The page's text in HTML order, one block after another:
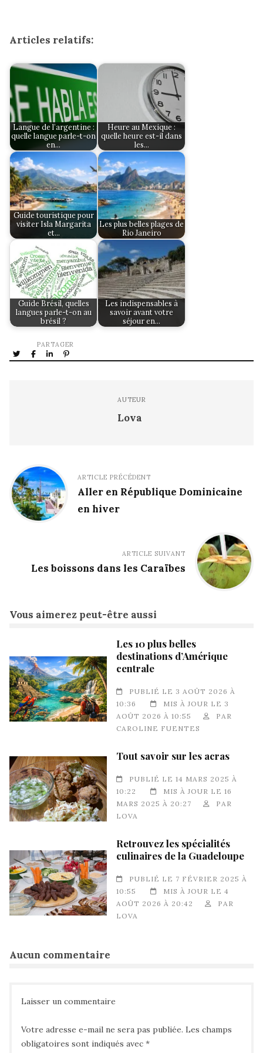
Articles relatifs:
Langue de l’argentine :
quelle langue parle-t-on
en…
Heure au Mexique :
quelle heure est-il dans
les…
Guide touristique pour
visiter Isla Margarita
et…
Les plus belles plages de
Rio Janeiro
Guide Brésil, quelles
langues parle-t-on au
brésil ?
Les indispensables à
savoir avant votre
séjour en…
PARTAGER
AUTEUR
Lova
ARTICLE PRÉCÉDENT
Aller en République Dominicaine
en hiver
ARTICLE SUIVANT
Les boissons dans les Caraïbes
Vous aimerez peut-être aussi
Les 10 plus belles
destinations d’Amérique
centrale
PUBLIÉ LE 3 AOÛT 2026 À
10:36
MIS À JOUR LE 3
AOÛT 2026 À 10:55
PAR
CAROLINE FUENTES
Tout savoir sur les acras
PUBLIÉ LE 14 MARS 2025 À
10:22
MIS À JOUR LE 16
MARS 2025 À 20:27
PAR
LOVA
Retrouvez les spécialités
culinaires de la Guadeloupe
PUBLIÉ LE 7 FÉVRIER 2025 À
10:55
MIS À JOUR LE 4
AOÛT 2026 À 20:42
PAR
LOVA
Aucun commentaire
Laisser un commentaire
Votre adresse e-mail ne sera pas publiée. Les champs
obligatoires sont indiqués avec *